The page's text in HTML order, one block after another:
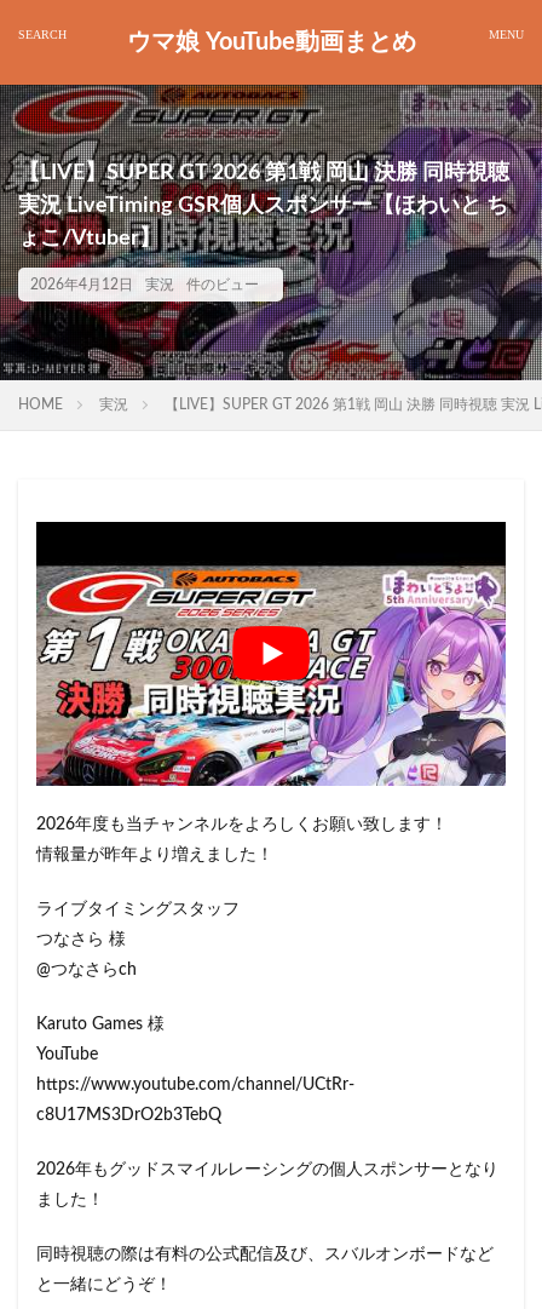
ウマ娘 YouTube動画まとめ
【LIVE】SUPER GT 2026 第1戦 岡山 決勝 同時視聴
実況 LiveTiming GSR個人スポンサー【ほわいと ち
ょこ/Vtuber】
2026年4月12日 実況 件のビュー
HOME 実況 【LIVE】SUPER GT 2026 第1戦 岡山 決勝 同時視聴 実
2026年度も当チャンネルをよろしくお願い致します！
情報量が昨年より増えました！
ライブタイミングスタッフ
つなさら 様
@つなさらch
Karuto Games 様
YouTube
https://www.youtube.com/channel/UCtRr-
c8U17MS3DrO2b3TebQ
2026年もグッドスマイルレーシングの個人スポンサーとなり
ました！
同時視聴の際は有料の公式配信及び、スバルオンボードなど
と一緒にどうぞ！